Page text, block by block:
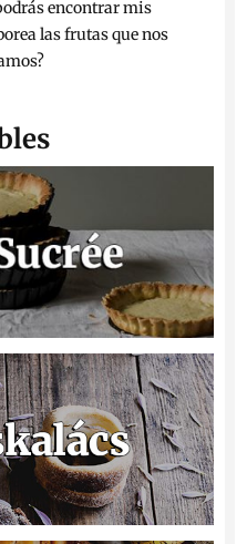
encontrar mis
las frutas que nos